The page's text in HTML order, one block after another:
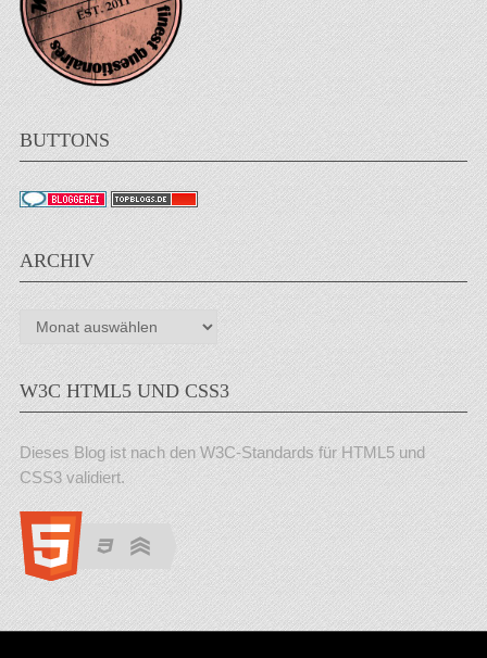
BUTTONS
ARCHIV
Archiv
W3C HTML5 UND CSS3
Dieses Blog ist nach den W3C-Standards für HTML5 und
CSS3 validiert.